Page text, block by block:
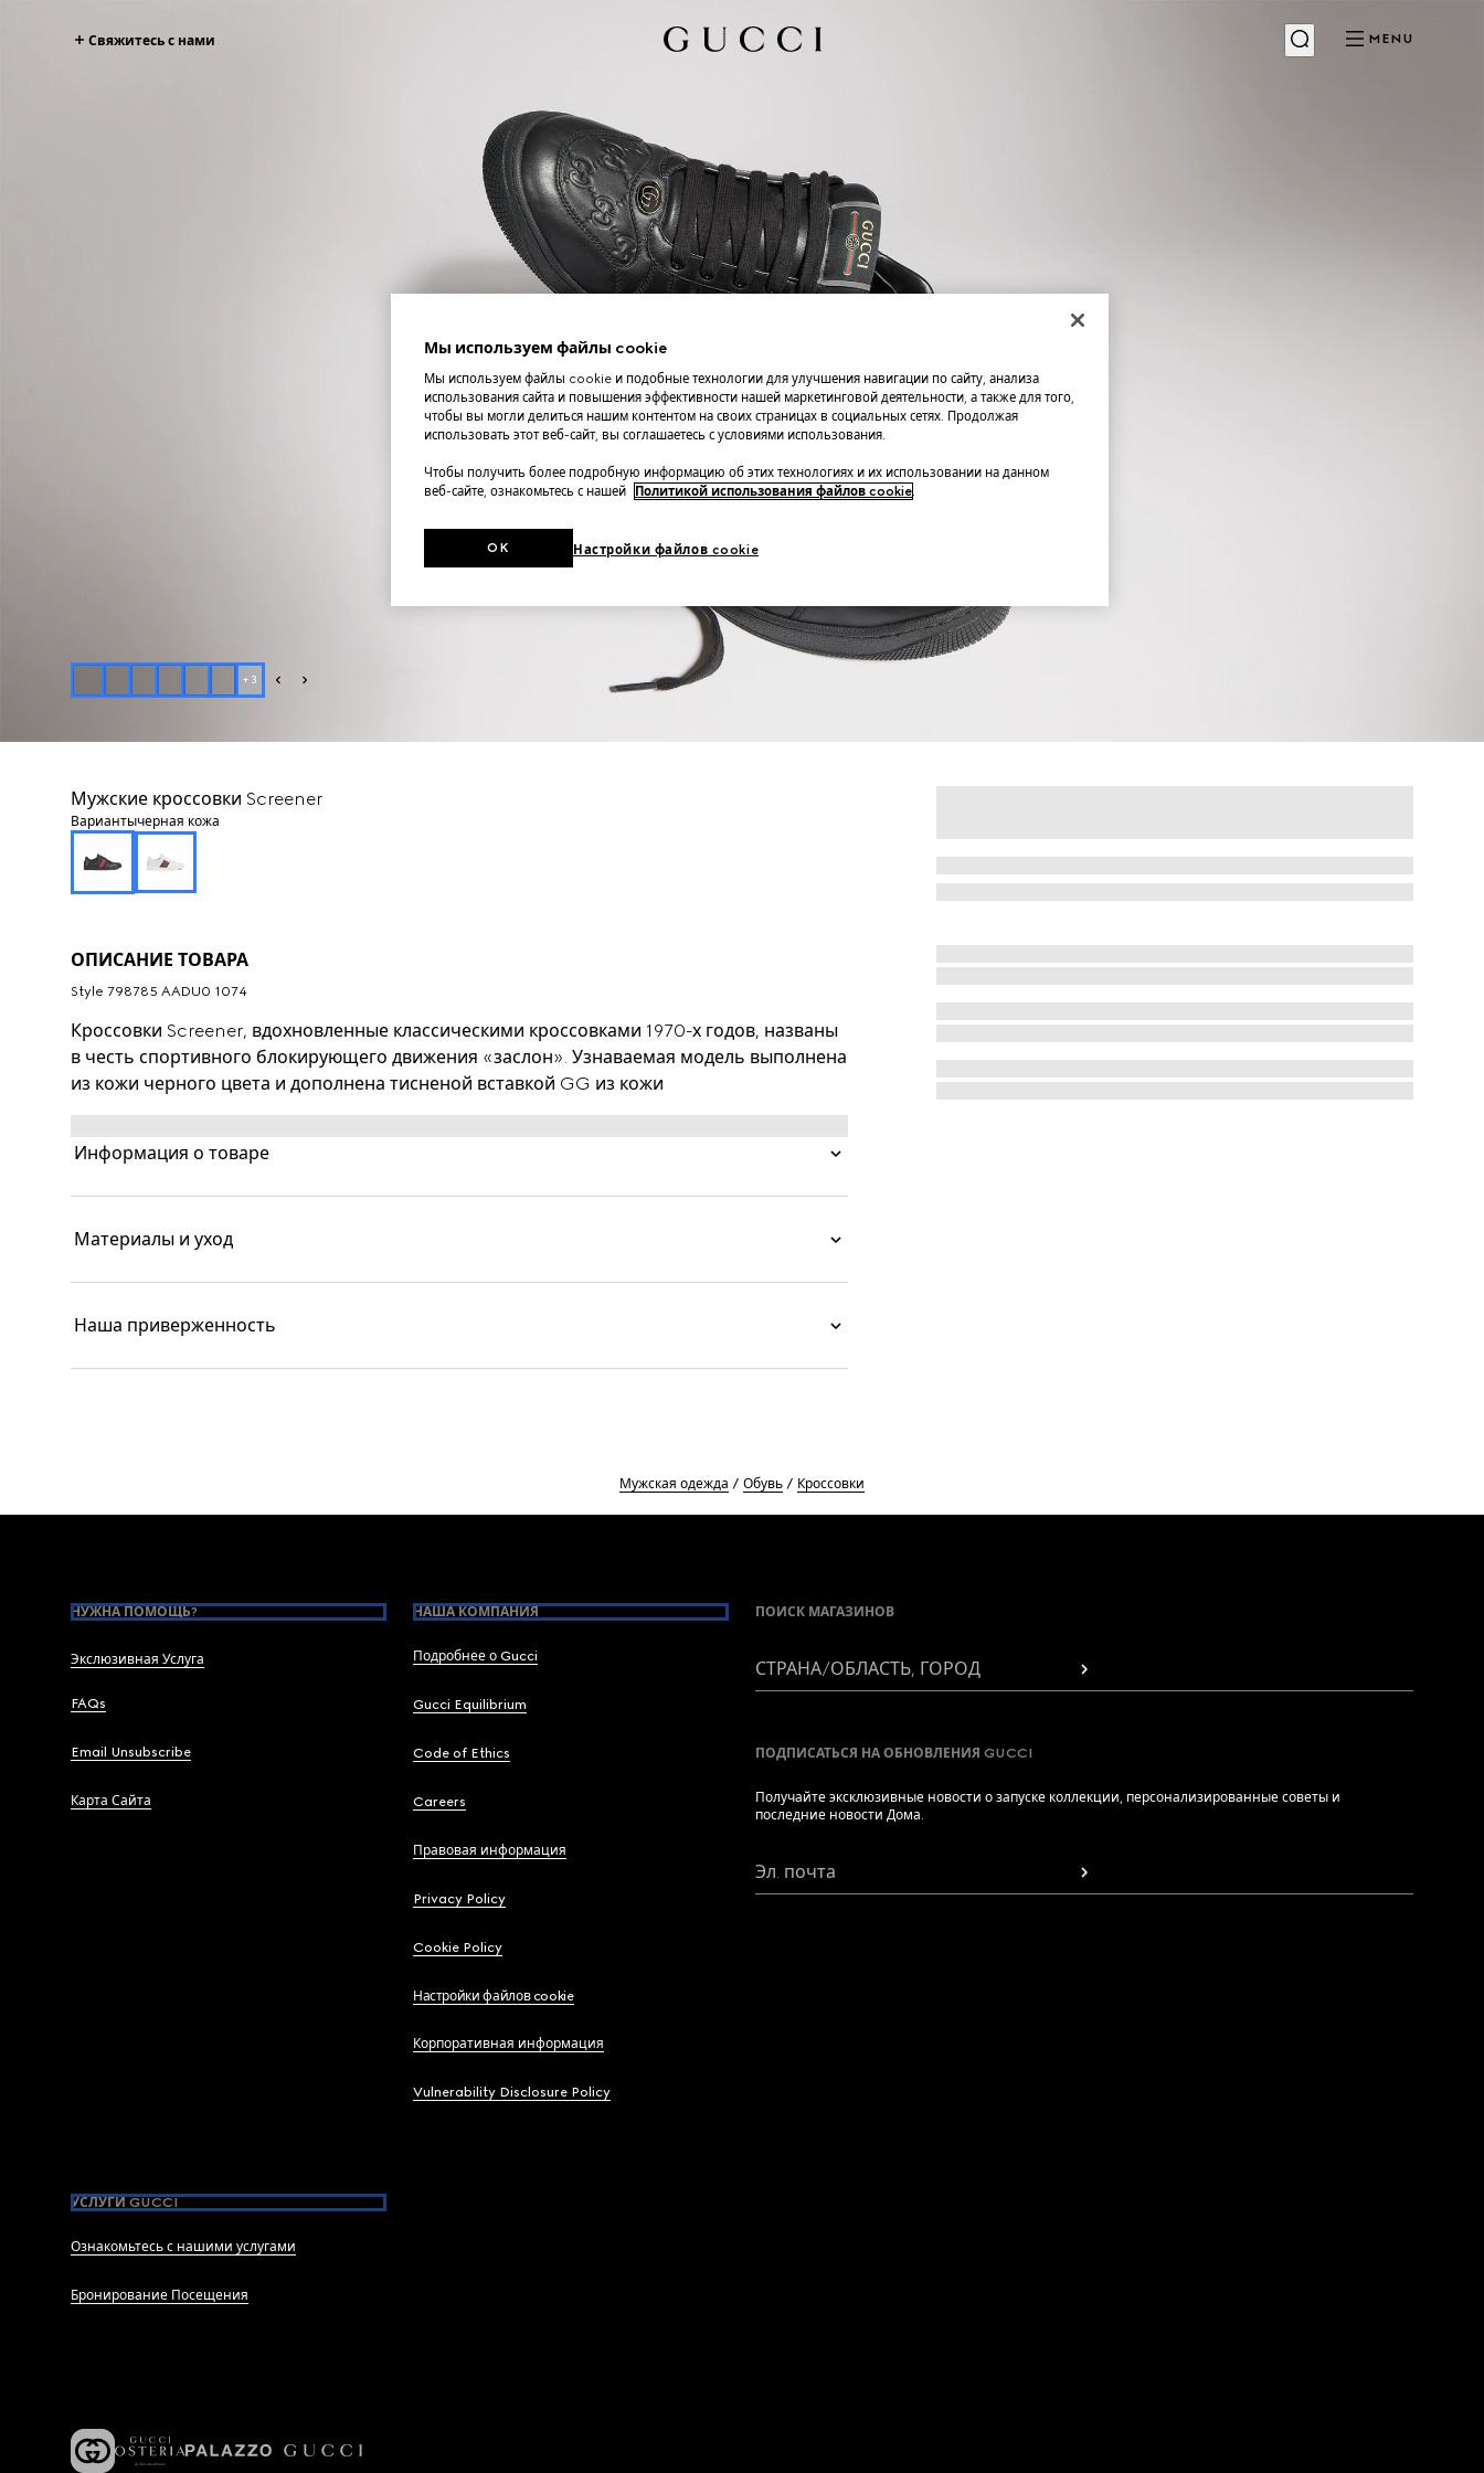
Свяжитесь с нами MENU
+ 3
Мужские кроссовки Screener
Вариантычерная кожа
ОПИСАНИЕ ТОВАРА
Style ‎798785 AADU0 1074
Кроссовки Screener, вдохновленные классическими кроссовками 1970-х годов, названы
в честь спортивного блокирующего движения «заслон». Узнаваемая модель выполнена
из кожи черного цвета и дополнена тисненой вставкой GG из кожи
Информация о товаре
Материалы и уход
Наша приверженность
Мужская одежда Обувь Кроссовки
НУЖНА ПОМОЩЬ?
Экслюзивная Услуга
FAQs
Email Unsubscribe
Карта Сайта
НАША КОМПАНИЯ
Подробнее о Gucci
Gucci Equilibrium
Code of Ethics
Careers
Правовая информация
Privacy Policy
Cookie Policy
Настройки файлов cookie
Корпоративная информация
Vulnerability Disclosure Policy
УСЛУГИ GUCCI
Ознакомьтесь с нашими услугами
Бронирование Посещения
ПОИСК МАГАЗИНОВ
СТРАНА/ОБЛАСТЬ, ГОРОД
ПОДПИСАТЬСЯ НА ОБНОВЛЕНИЯ GUCCI
Получайте эксклюзивные новости о запуске коллекции, персонализированные советы и
последние новости Дома.
Эл. почта
Мы используем файлы cookie
Мы используем файлы cookie и подобные технологии для улучшения навигации по сайту, анализа
использования сайта и повышения эффективности нашей маркетинговой деятельности, а также для того,
чтобы вы могли делиться нашим контентом на своих страницах в социальных сетях. Продолжая
использовать этот веб-сайт, вы соглашаетесь с условиями использования.
Чтобы получить более подробную информацию об этих технологиях и их использовании на данном
веб-сайте, ознакомьтесь с нашей
Политикой использования файлов cookie.
Настройки файлов cookie
OK